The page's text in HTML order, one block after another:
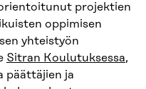
projektien
oppimisen
yhteistyön
Sitran Koulutuksessa,
päättäjien ja